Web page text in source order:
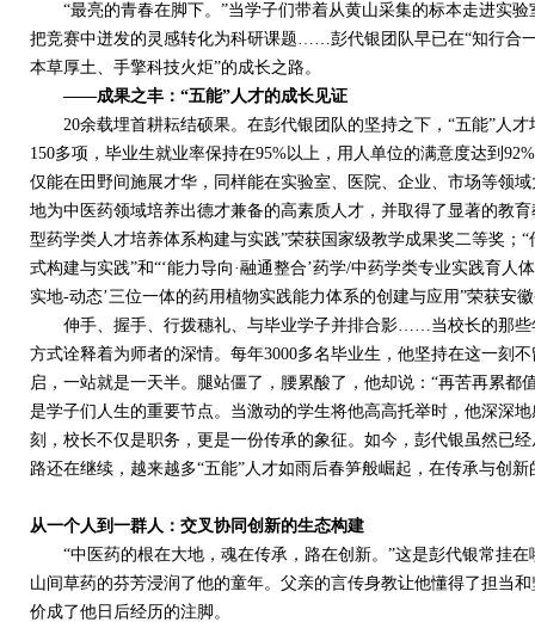
“最亮的青春在脚下。”当学子们带着从黄山采集的标本走进实验
把竞赛中迸发的灵感转化为科研课题……彭代银团队早已在“知行合
本草厚土、手擎科技火炬”的成长之路。
——成果之丰： “五能”人才的成长见证
20余载埋首耕耘结硕果。在彭代银团队的坚持之下，“五能”人
150多项，毕业生就业率保持在95%以上，用人单位的满意度达到 92%
仅能在田野间施展才华，同样能在实验室、医院、企业、市场等领
地为中医药领域培养出德才兼备的高素质人才，并取得了显著的教
型药学类人才培养体系构建与实践”荣获国家级教学成果奖二等奖；
式构建与实践”和“‘能力导向·融通整合’药学/中药学类专业实践育人
实地-动态’三位一体的药用植物实践能力体系的创建与应用”荣获安
伸手、握手、行拨穗礼、与毕业学子并排合影……当校长的那些
方式诠释着为师者的深情。每年3000多名毕业生，他坚持在这一刻
启，一站就是一天半。腿站僵了，腰累酸了，他却说：“再苦再累都
是学子们人生的重要节点。当激动的学生将他高高托举时，他深深
刻，校长不仅是职务，更是一份传承的象征。如今，彭代银虽然已
路还在继续，越来越多“五能”人才如雨后春笋般崛起，在传承与创
从一个人到一群人： 交叉协同创新的生态构建
“中医药的根在大地，魂在传承，路在创新。”这是彭代银常挂在
山间草药的芬芳浸润了他的童年。父亲的言传身教让他懂得了担当
价成了他日后经历的注脚。